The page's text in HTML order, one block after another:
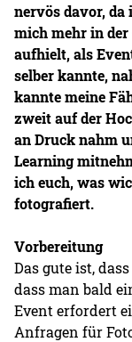
nervös davor, da
mich mehr in
aufhielt, als
selber kannte,
kannte meine
zweit auf der
an Druck nahm
Learning
ich euch, was
fotografiert.
Vorbereitung
Das gute ist,
dass man bald
Event erfordert
Anfragen für